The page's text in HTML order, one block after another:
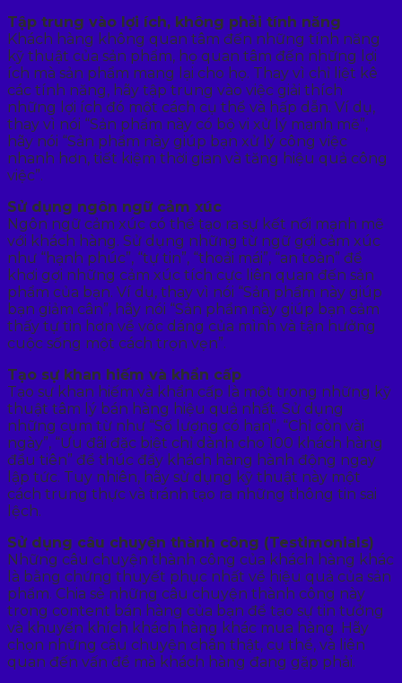
Tập trung vào lợi ích, không phải tính năng
Khách hàng không quan tâm đến những tính năng
kỹ thuật của sản phẩm, họ quan tâm đến những lợi
ích mà sản phẩm mang lại cho họ. Thay vì chỉ liệt kê
các tính năng, hãy tập trung vào việc giải thích
những lợi ích đó một cách cụ thể và hấp dẫn. Ví dụ,
thay vì nói “Sản phẩm này có bộ vi xử lý mạnh mẽ”,
hãy nói “Sản phẩm này giúp bạn xử lý công việc
nhanh hơn, tiết kiệm thời gian và tăng hiệu quả công
việc”.
Sử dụng ngôn ngữ cảm xúc
Ngôn ngữ cảm xúc có thể tạo ra sự kết nối mạnh mẽ
với khách hàng. Sử dụng những từ ngữ gợi cảm xúc
như “hạnh phúc”, “tự tin”, “thoải mái”, “an toàn” để
khơi gợi những cảm xúc tích cực liên quan đến sản
phẩm của bạn. Ví dụ, thay vì nói “Sản phẩm này giúp
bạn giảm cân”, hãy nói “Sản phẩm này giúp bạn cảm
thấy tự tin hơn về vóc dáng của mình và tận hưởng
cuộc sống một cách trọn vẹn”.
Tạo sự khan hiếm và khẩn cấp
Tạo sự khan hiếm và khẩn cấp là một trong những kỹ
thuật tâm lý bán hàng hiệu quả nhất. Sử dụng
những cụm từ như “Số lượng có hạn”, “Chỉ còn vài
ngày”, “Ưu đãi đặc biệt chỉ dành cho 100 khách hàng
đầu tiên” để thúc đẩy khách hàng hành động ngay
lập tức. Tuy nhiên, hãy sử dụng kỹ thuật này một
cách trung thực và tránh tạo ra những thông tin sai
lệch.
Sử dụng câu chuyện thành công (Testimonials)
Những câu chuyện thành công của khách hàng khác
là bằng chứng thuyết phục nhất về hiệu quả của sản
phẩm. Chia sẻ những câu chuyện thành công này
trong content bán hàng của bạn để tạo sự tin tưởng
và khuyến khích khách hàng khác mua hàng. Hãy
chọn những câu chuyện chân thật, cụ thể, và liên
quan đến vấn đề mà khách hàng đang gặp phải.